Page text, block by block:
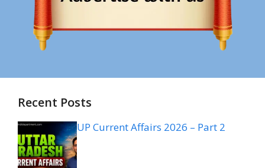
Recent Posts
UP Current Affairs 2026 – Part 2